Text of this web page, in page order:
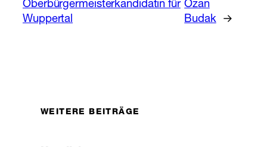
Oberbürgermeisterkandidatin für
Wuppertal
Ozan
Budak
→
WEITERE BEITRÄGE